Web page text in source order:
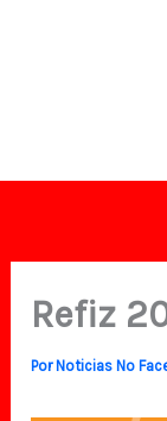
Refiz
PorNoticias No